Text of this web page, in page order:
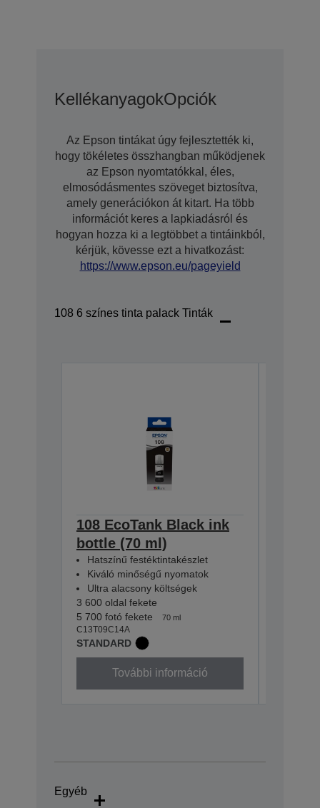
KellékanyagokOpciók
Az Epson tintákat úgy fejlesztették ki,
hogy tökéletes összhangban működjenek
az Epson nyomtatókkal, éles,
elmosódásmentes szöveget biztosítva,
amely generációkon át kitart. Ha több
információt keres a lapkiadásról és
hogyan hozza ki a legtöbbet a tintáinkból,
kérjük, kövesse ezt a hivatkozást:
https://www.epson.eu/pageyield
108 6 színes tinta palack Tinták
108 EcoTank Black ink
bottle (70 ml)
Hatszínű festéktintakészlet
Kiváló minőségű nyomatok
Ultra alacsony költségek
3 600 oldal fekete
5 700 fotó fekete
70 ml
C13T09C14A
STANDARD
További információ
Egyéb